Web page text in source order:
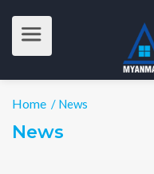
Home / News
News